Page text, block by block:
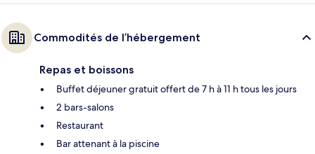
Commodités de l’hébergement
Repas et boissons
Buffet déjeuner gratuit offert de 7 h à 11 h tous les jours
2 bars-salons
Restaurant
Bar attenant à la piscine